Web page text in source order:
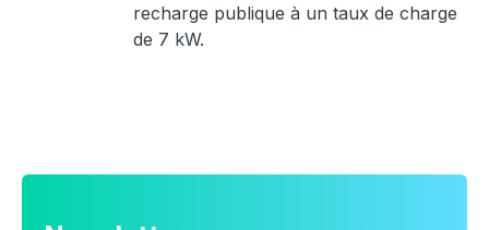
recharge publique à un taux de charge
de 7 kW.